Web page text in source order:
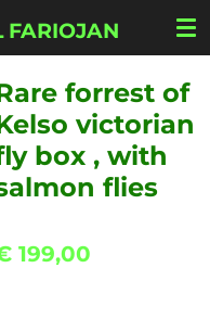
FARIOJAN
forrest of
victorian
box , with
flies
199,00